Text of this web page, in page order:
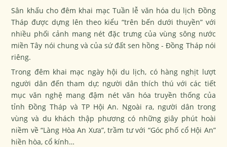
Sân khấu cho đêm khai mạc Tuần lễ văn hóa du lịch Đồng
Tháp được dựng lên theo kiểu “trên bến dưới thuyền” với
nhiều phối cảnh mang nét đặc trưng của vùng sông nước
miền Tây nói chung và của sứ đất sen hồng - Đồng Tháp nói
riêng.
Trong đêm khai mạc ngày hội du lịch, có hàng nghịt lượt
người dân đến tham dự; người dân thích thú với các tiết
mục văn nghệ mang đậm nét văn hóa truyền thống của
tỉnh Đồng Tháp và TP Hội An. Ngoài ra, người dân trong
vùng và du khách thập phương có những giây phút hoài
niềm về “Làng Hòa An Xưa”, trầm tư với “Góc phố cổ Hội An”
hiền hòa, cổ kính…